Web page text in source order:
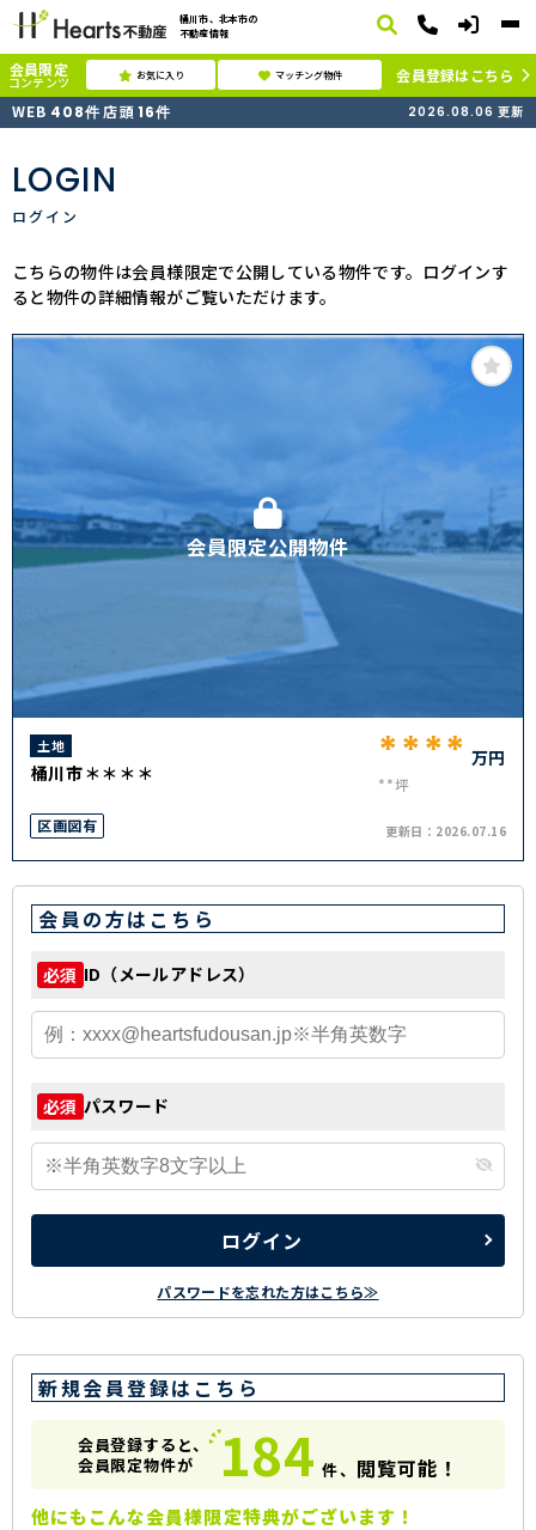
桶川市、北本市の
不動産情報
会員限定
コンテンツ お気に入り マッチング物件
会員登録はこちら
WEB 408件 店頭16件 2026.08.06 更新
LOGIN
ログイン
こちらの物件は会員様限定で公開している物件です。ログインす
ると物件の詳細情報がご覧いただけます。
会員限定公開物件
土地
桶川市＊＊＊＊ **** 万円
**坪
区画図有
更新日： 2026.07.16
会員の方はこちら
必須 ID（メールアドレス）
必須 パスワード
ログイン
パスワードを忘れた方はこちら≫
新規会員登録はこちら
会員登録すると、
会員限定物件が
184 件、 閲覧可能！
他にもこんな会員様限定特典がございます！